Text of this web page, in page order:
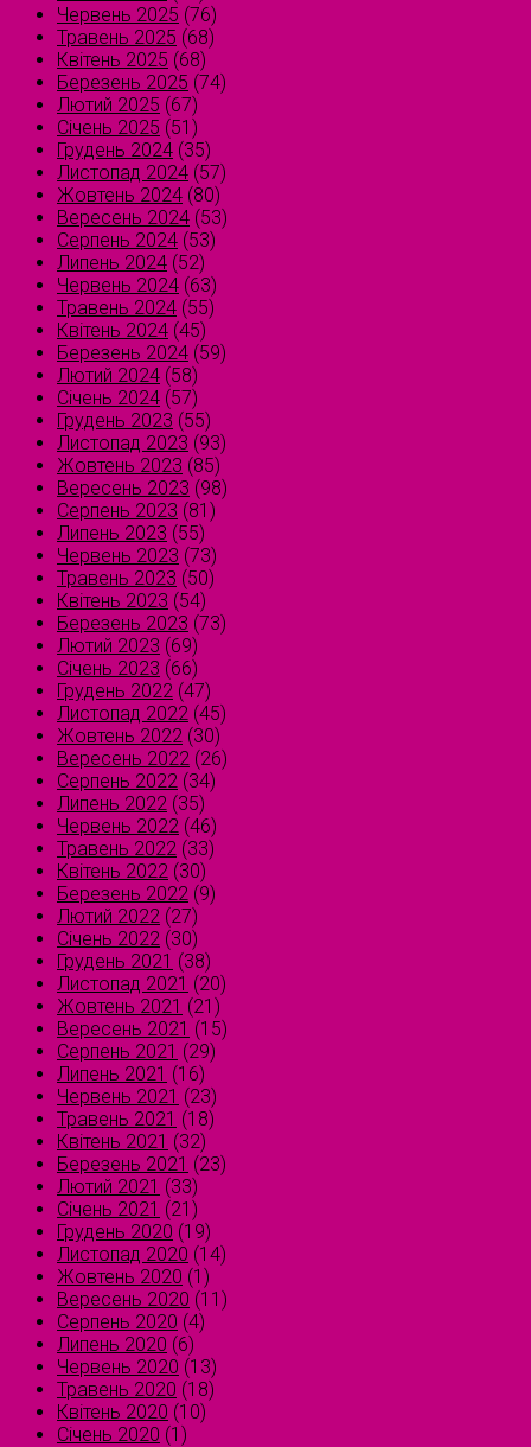
Червень 2025 (76)
Травень 2025 (68)
Квітень 2025 (68)
Березень 2025 (74)
Лютий 2025 (67)
Січень 2025 (51)
Грудень 2024 (35)
Листопад 2024 (57)
Жовтень 2024 (80)
Вересень 2024 (53)
Серпень 2024 (53)
Липень 2024 (52)
Червень 2024 (63)
Травень 2024 (55)
Квітень 2024 (45)
Березень 2024 (59)
Лютий 2024 (58)
Січень 2024 (57)
Грудень 2023 (55)
Листопад 2023 (93)
Жовтень 2023 (85)
Вересень 2023 (98)
Серпень 2023 (81)
Липень 2023 (55)
Червень 2023 (73)
Травень 2023 (50)
Квітень 2023 (54)
Березень 2023 (73)
Лютий 2023 (69)
Січень 2023 (66)
Грудень 2022 (47)
Листопад 2022 (45)
Жовтень 2022 (30)
Вересень 2022 (26)
Серпень 2022 (34)
Липень 2022 (35)
Червень 2022 (46)
Травень 2022 (33)
Квітень 2022 (30)
Березень 2022 (9)
Лютий 2022 (27)
Січень 2022 (30)
Грудень 2021 (38)
Листопад 2021 (20)
Жовтень 2021 (21)
Вересень 2021 (15)
Серпень 2021 (29)
Липень 2021 (16)
Червень 2021 (23)
Травень 2021 (18)
Квітень 2021 (32)
Березень 2021 (23)
Лютий 2021 (33)
Січень 2021 (21)
Грудень 2020 (19)
Листопад 2020 (14)
Жовтень 2020 (1)
Вересень 2020 (11)
Серпень 2020 (4)
Липень 2020 (6)
Червень 2020 (13)
Травень 2020 (18)
Квітень 2020 (10)
Січень 2020 (1)